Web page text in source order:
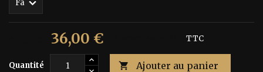
36,00 € TTC
Quantité  Ajouter au panier